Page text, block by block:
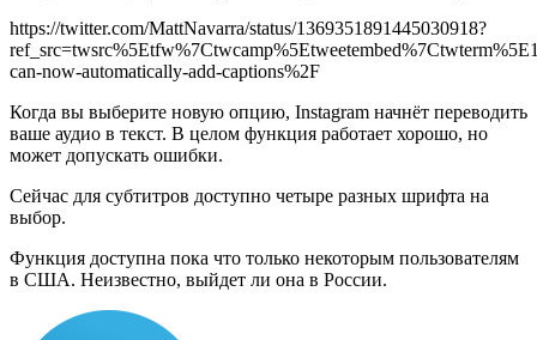
https://twitter.com/MattNavarra/status/1369351891445030918?
can-now-automatically-add-captions%2F
Когда вы выберите новую опцию, Instagram начнёт переводить
ваше аудио в текст. В целом функция работает хорошо, но
может допускать ошибки.
Сейчас для субтитров доступно четыре разных шрифта на
выбор.
Функция доступна пока что только некоторым пользователям
в США. Неизвестно, выйдет ли она в России.